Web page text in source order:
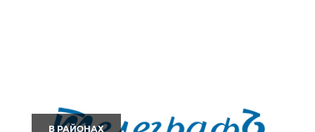
В РАЙОНАХ